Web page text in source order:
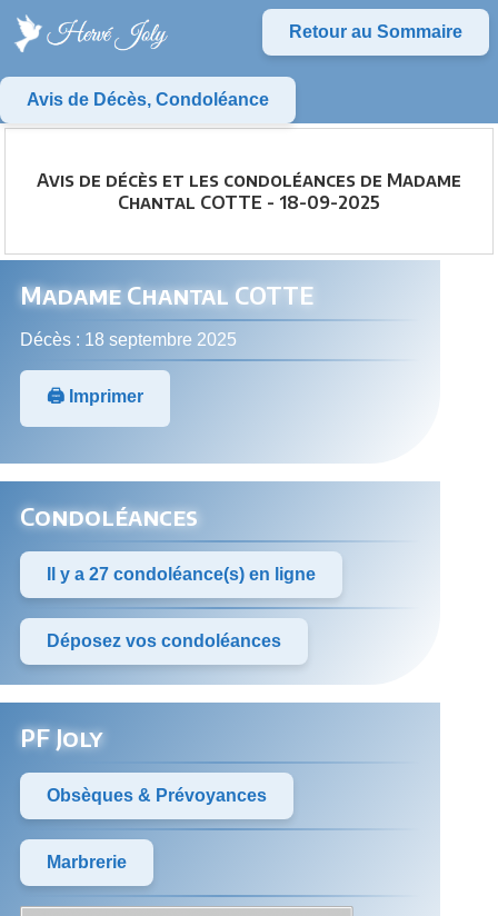
Retour au Sommaire
Avis de Décès, Condoléance
Avis de décès et les condoléances de Madame
Chantal COTTE - 18-09-2025
Madame Chantal COTTE
Décès : 18 septembre 2025
🖨️ Imprimer
Condoléances
Il y a 27 condoléance(s) en ligne
Déposez vos condoléances
PF Joly
Obsèques & Prévoyances
Marbrerie